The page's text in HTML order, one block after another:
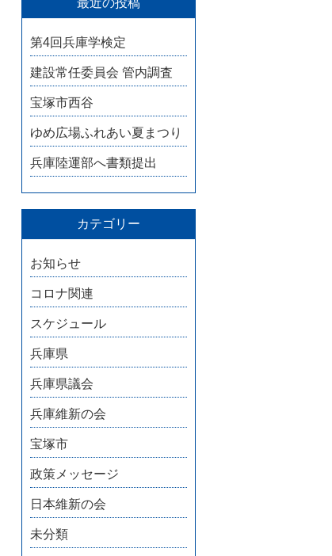
最近の投稿
第4回兵庫学検定
建設常任委員会 管内調査
宝塚市西谷
ゆめ広場ふれあい夏まつり
兵庫陸運部へ書類提出
カテゴリー
お知らせ
コロナ関連
スケジュール
兵庫県
兵庫県議会
兵庫維新の会
宝塚市
政策メッセージ
日本維新の会
未分類